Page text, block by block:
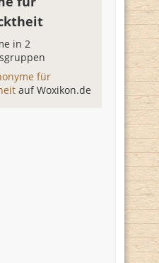
in 2
für
auf Woxikon.de